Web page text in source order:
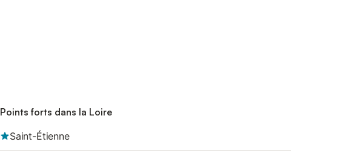
Points forts dans la Loire
Saint-Étienne